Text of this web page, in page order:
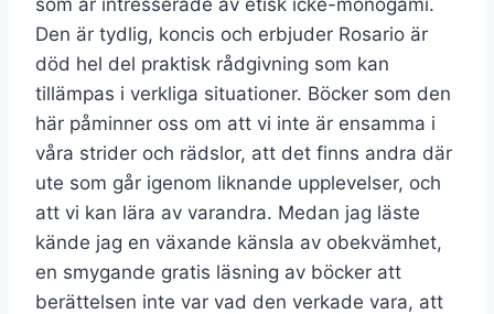
Den är tydlig, koncis och erbjuder Rosario är
död hel del praktisk rådgivning som kan
tillämpas i verkliga situationer. Böcker som den
här påminner oss om att vi inte är ensamma i
våra strider och rädslor, att det finns andra där
ute som går igenom liknande upplevelser, och
att vi kan lära av varandra. Medan jag läste
kände jag en växande känsla av obekvämhet,
en smygande gratis läsning av böcker att
berättelsen inte var vad den verkade vara, att